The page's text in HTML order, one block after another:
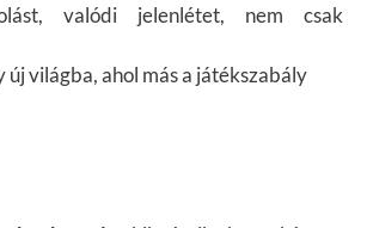
valódi jelenlétet, nem csak
új világba, ahol más a játékszabály